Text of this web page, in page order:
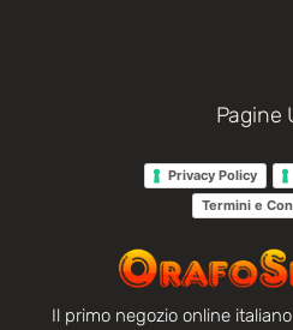
Pagine
Privacy Policy
Termini e
Il primo negozio online